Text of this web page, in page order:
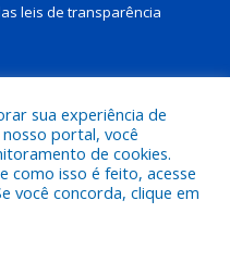
leis de transparência
Municipal de Juruti.
sua experiência de
portal, você
de cookies.
como isso é feito, acesse
você concorda, clique em